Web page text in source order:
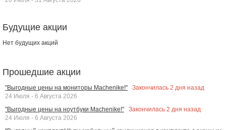
Будущие акции
Нет будущих акций
Прошедшие акции
"Выгодные цены на мониторы Machenike!" Закончилась 2 дня назад
24 Июля - 6 Августа 2026
"Выгодные цены на ноутбуки Machenike!"
Закончилась 2 дня назад
24 Июля - 6 Августа 2026